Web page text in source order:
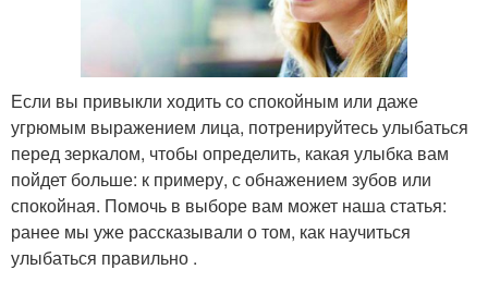
Если вы привыкли ходить со спокойным или даже
угрюмым выражением лица, потренируйтесь улыбаться
перед зеркалом, чтобы определить, какая улыбка вам
пойдет больше: к примеру, с обнажением зубов или
спокойная. Помочь в выборе вам может наша статья:
ранее мы уже рассказывали о том, как научиться
улыбаться правильно .